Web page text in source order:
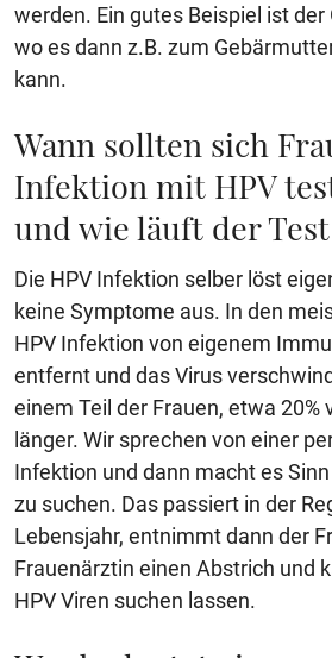
werden. Ein gutes Beispiel ist
wo es dann z.B. zum
kann.
Wann sollten sich
Infektion mit HPV
und wie läuft der Test
Die HPV Infektion selber löst
keine Symptome aus. In den
HPV Infektion von eigenem
entfernt und das Virus
einem Teil der Frauen, etwa 20%
länger. Wir sprechen von einer
Infektion und dann macht es
zu suchen. Das passiert in der
Lebensjahr, entnimmt dann der
Frauenärztin einen Abstrich und
HPV Viren suchen lassen.